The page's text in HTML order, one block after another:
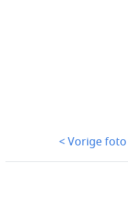
< Vorige foto